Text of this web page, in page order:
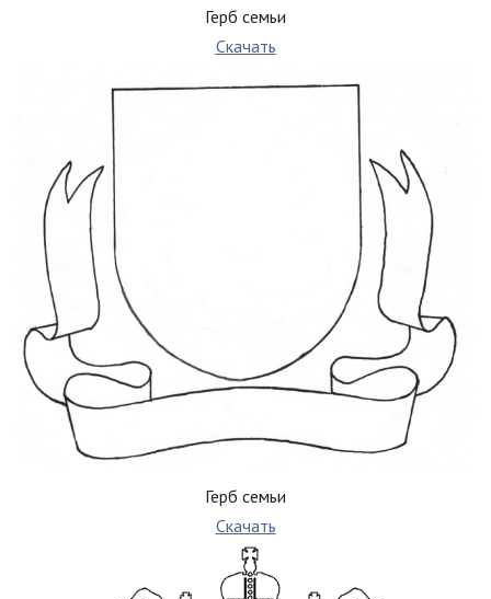
Герб семьи
Скачать
Герб семьи
Скачать